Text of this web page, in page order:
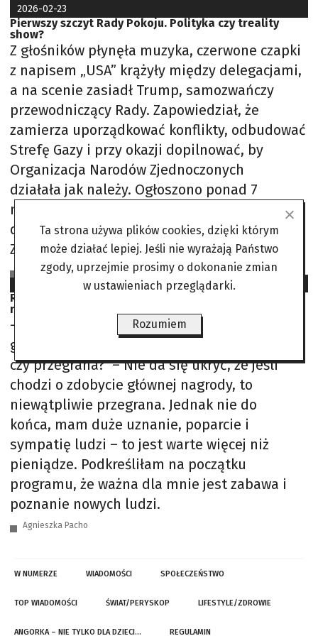
2026-02-23
Pierwszy szczyt Rady Pokoju. Polityka czy treality
show?
Z głośników płynęła muzyka, czerwone czapki
z napisem „USA” krążyły między delegacjami,
a na scenie zasiadł Trump, samozwańczy
przewodniczący Rady. Zapowiedział, że
zamierza uporządkować konflikty, odbudować
Strefę Gazy i przy okazji dopilnować, by
Organizacja Narodów Zjednoczonych
działała jak należy. Ogłoszono ponad 7
miliardów dolarów pomocy od kilku państw i
dodatkowe 10 miliardów od samych Stanów
Zjednoczonych,
EW) Na podst.: Reuters, CNN
Rozmowa ze „zdrajcą doskonałym” o przygodzie w
niecodziennym reality show
– Dotarłaś do finału, jednak nie dostałaś
głównej finansowej nagrody. Wielka wygrana
czy przegrana? – Nie da się ukryć, że jeśli
chodzi o zdobycie głównej nagrody, to
niewątpliwie przegrana. Jednak nie do
końca, mam duże uznanie, poparcie i
sympatię ludzi – to jest warte więcej niż
pieniądze. Podkreśliłam na początku
programu, że ważna dla mnie jest zabawa i
poznanie nowych ludzi.
Agnieszka Pacho
W NUMERZE WIADOMOŚCI SPOŁECZEŃSTWO
TOP WIADOMOŚCI ŚWIAT/PERYSKOP LIFESTYLE/ZDROWIE
ANGORKA – NIE TYLKO DLA DZIECI… REGULAMIN
Ta strona używa plików cookies, dzięki którym
może działać lepiej. Jeśli nie wyrażają Państwo
zgody, uprzejmie prosimy o dokonanie zmian
w ustawieniach przeglądarki.
Rozumiem